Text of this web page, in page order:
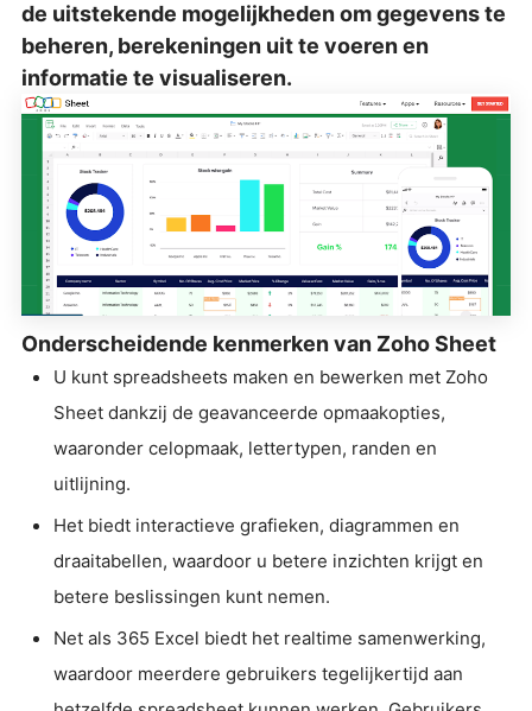
de uitstekende mogelijkheden om gegevens te
beheren, berekeningen uit te voeren en
informatie te visualiseren.
Onderscheidende kenmerken van Zoho Sheet
U kunt spreadsheets maken en bewerken met Zoho
Sheet dankzij de geavanceerde opmaakopties,
waaronder celopmaak, lettertypen, randen en
uitlijning.
Het biedt interactieve grafieken, diagrammen en
draaitabellen, waardoor u betere inzichten krijgt en
betere beslissingen kunt nemen.
Net als 365 Excel biedt het realtime samenwerking,
waardoor meerdere gebruikers tegelijkertijd aan